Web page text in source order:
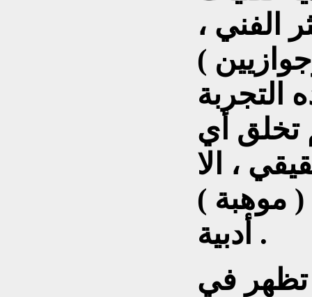
الفني ،
)
تخلق أي
، الا
موهبة )
أدبية .
تظهر في